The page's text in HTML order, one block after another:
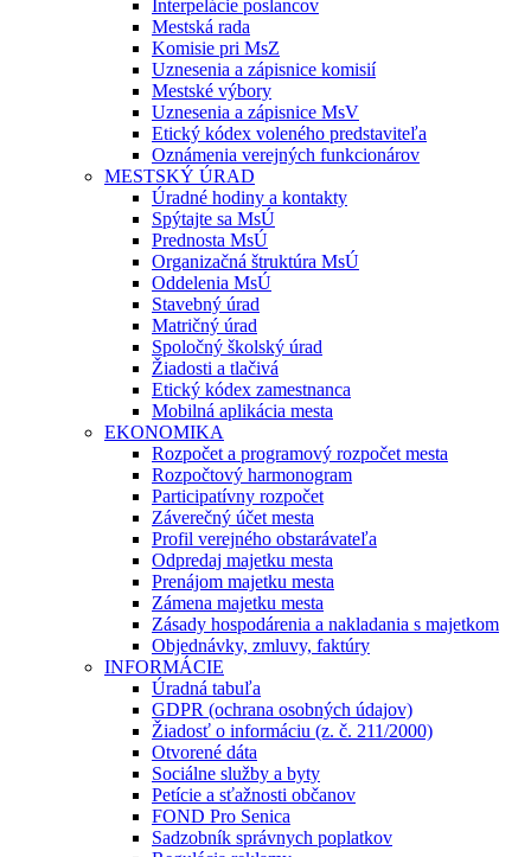
Interpelácie poslancov
Mestská rada
Komisie pri MsZ
Uznesenia a zápisnice komisií
Mestské výbory
Uznesenia a zápisnice MsV
Etický kódex voleného predstaviteľa
Oznámenia verejných funkcionárov
MESTSKÝ ÚRAD
Úradné hodiny a kontakty
Spýtajte sa MsÚ
Prednosta MsÚ
Organizačná štruktúra MsÚ
Oddelenia MsÚ
Stavebný úrad
Matričný úrad
Spoločný školský úrad
Žiadosti a tlačivá
Etický kódex zamestnanca
Mobilná aplikácia mesta
EKONOMIKA
Rozpočet a programový rozpočet mesta
Rozpočtový harmonogram
Participatívny rozpočet
Záverečný účet mesta
Profil verejného obstarávateľa
Odpredaj majetku mesta
Prenájom majetku mesta
Zámena majetku mesta
Zásady hospodárenia a nakladania s majetkom
Objednávky, zmluvy, faktúry
INFORMÁCIE
Úradná tabuľa
GDPR (ochrana osobných údajov)
Žiadosť o informáciu (z. č. 211/2000)
Otvorené dáta
Sociálne služby a byty
Petície a sťažnosti občanov
FOND Pro Senica
Sadzobník správnych poplatkov